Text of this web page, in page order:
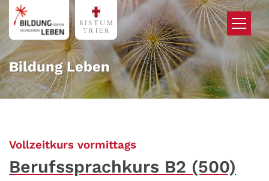
Zum Inhalt springen
Bildung Leben
Vollzeitkurs vormittags:
Berufssprachkurs B2 (500)